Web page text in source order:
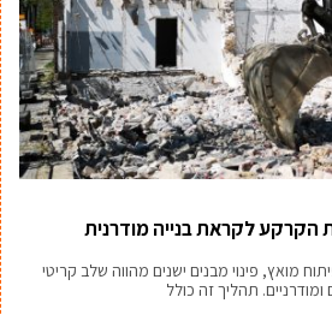
הקרקע לקראת בנייה מודרנית
מואץ, פינוי מבנים ישנים מהווה שלב קריטי
תהליך זה כולל